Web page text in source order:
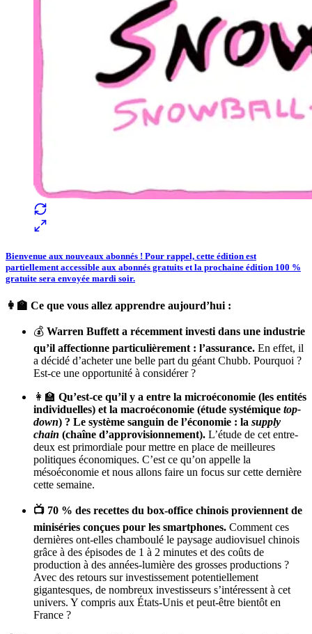
Bienvenue aux nouveaux abonnés ! Pour rappel, cette édition est
partiellement accessible aux abonnés gratuits et la prochaine édition 100 %
gratuite sera envoyée mardi soir.
👩‍🏫 Ce que vous allez apprendre aujourd’hui :
💰 Warren Buffett a récemment investi dans une industrie
qu’il affectionne particulièrement : l’assurance. En effet, il
a décidé d’acheter une belle part du géant Chubb. Pourquoi ?
Est-ce une opportunité à considérer ?
👩‍🏫 Qu’est-ce qu’il y a entre la microéconomie (les entités
individuelles) et la macroéconomie (étude systémique top-
down) ? Le système sanguin de l’économie : la supply
chain (chaîne d’approvisionnement). L’étude de cet entre-
deux est primordiale pour mettre en place de meilleures
politiques économiques. C’est ce qu’on appelle la
mésoéconomie et nous allons faire un focus sur cette dernière
cette semaine.
📺 70 % des recettes du box-office chinois proviennent de
miniséries conçues pour les smartphones. Comment ces
dernières ont-elles chamboulé le paysage audiovisuel chinois
grâce à des épisodes de 1 à 2 minutes et des coûts de
production à des années-lumière des grosses productions ?
Avec des retours sur investissement potentiellement
gigantesques, de nombreux investisseurs s’intéressent à cet
univers. Y compris aux États-Unis et peut-être bientôt en
France ?